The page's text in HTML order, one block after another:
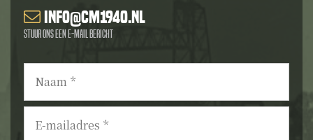
info@cm1940.nl
Stuur ons een e-mail bericht
Naam *
E-
mailadres *